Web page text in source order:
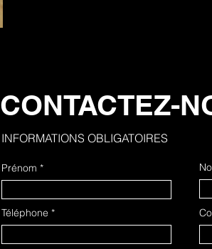
CONTACTEZ-
INFORMATIONS OBLIGATOIRES
Prénom
Téléphone